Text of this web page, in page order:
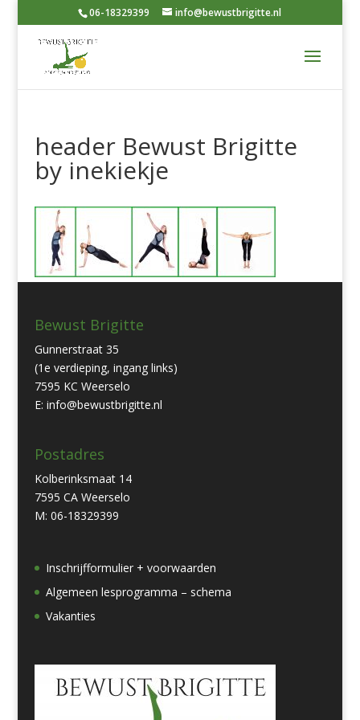
06-18329399 info@bewustbrigitte.nl
header Bewust Brigitte
by inekiekje
Bewust Brigitte
Gunnerstraat 35
(1e verdieping, ingang links)
7595 KC Weerselo
E: info@bewustbrigitte.nl
Postadres
Kolberinksmaat 14
7595 CA Weerselo
M: 06-18329399
Inschrijfformulier + voorwaarden
Algemeen lesprogramma – schema
Vakanties